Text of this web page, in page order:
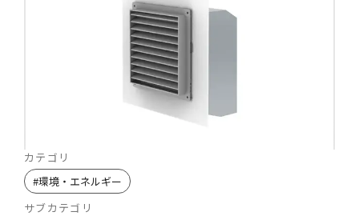
カテゴリ
#環境・エネルギー
サブカテゴリ